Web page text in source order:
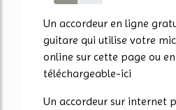
48%
Un accordeur en ligne
guitare qui utilise votre
online sur cette page ou
téléchargeable-ici
Un accordeur sur internet